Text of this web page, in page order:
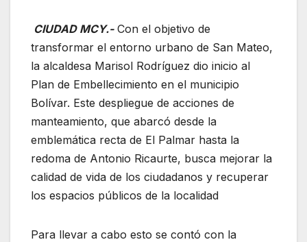
CIUDAD MCY.-Con el objetivo de
transformar el entorno urbano de San Mateo,
la alcaldesa Marisol Rodríguez dio inicio al
Plan de Embellecimiento en el municipio
Bolívar. Este despliegue de acciones de
manteamiento, que abarcó desde la
emblemática recta de El Palmar hasta la
redoma de Antonio Ricaurte, busca mejorar la
calidad de vida de los ciudadanos y recuperar
los espacios públicos de la localidad
Para llevar a cabo esto se contó con la